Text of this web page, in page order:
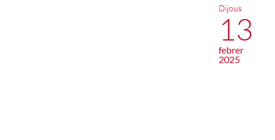
Dijous
13
febrer
2025